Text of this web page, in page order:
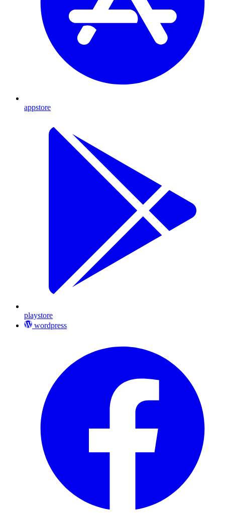
appstore
playstore
wordpress